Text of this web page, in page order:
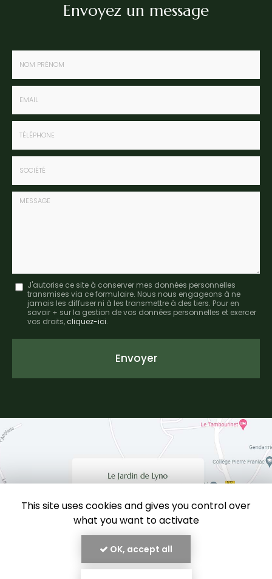
Envoyez un message
Nom
Prénom
*
Email
*
Tél.
*
Société
Message
J'autorise ce site à conserver mes données personnelles
transmises via ce formulaire. Nous nous engageons à ne
jamais les diffuser ni à les transmettre à des tiers. Pour en
savoir + sur la gestion de vos données personnelles et exercer
vos droits, cliquez-ici.
Acceptation
Envoyer
This site uses cookies and gives you control over
what you want to activate
OK, accept all